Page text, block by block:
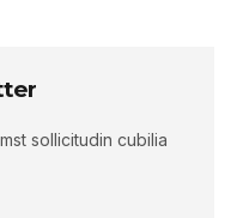
sollicitudin cubilia